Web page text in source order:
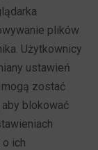
plików
Użytkownicy
ustawień
zostać
blokować
ich